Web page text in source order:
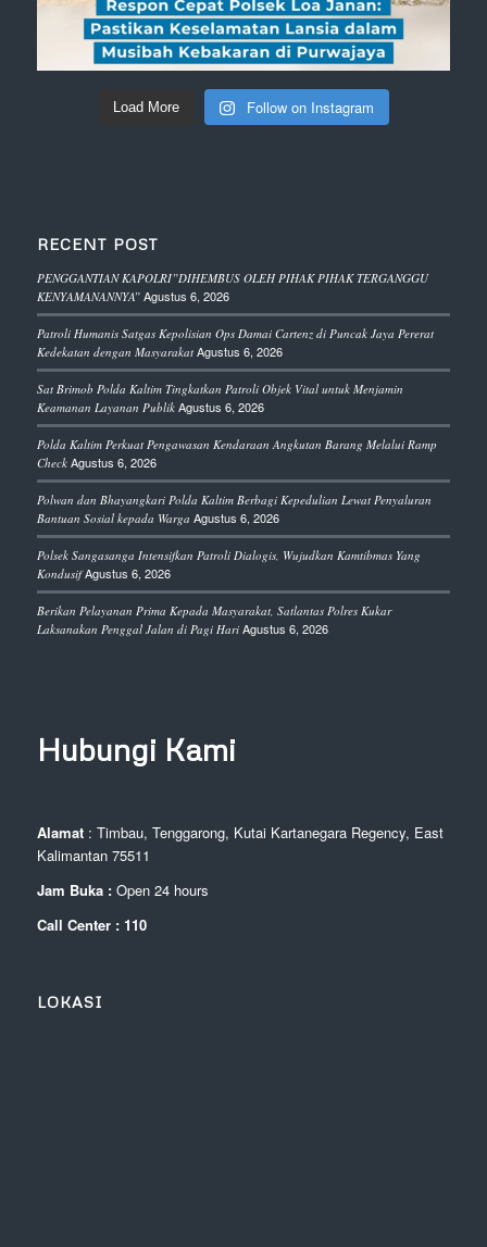
Load More Follow on Instagram
RECENT POST
PENGGANTIAN KAPOLRI”DIHEMBUS OLEH PIHAK PIHAK TERGANGGU
KENYAMANANNYA” Agustus 6, 2026
Patroli Humanis Satgas Kepolisian Ops Damai Cartenz di Puncak Jaya Pererat
Kedekatan dengan Masyarakat Agustus 6, 2026
Sat Brimob Polda Kaltim Tingkatkan Patroli Objek Vital untuk Menjamin
Keamanan Layanan Publik Agustus 6, 2026
Polda Kaltim Perkuat Pengawasan Kendaraan Angkutan Barang Melalui Ramp
Check Agustus 6, 2026
Polwan dan Bhayangkari Polda Kaltim Berbagi Kepedulian Lewat Penyaluran
Bantuan Sosial kepada Warga Agustus 6, 2026
Polsek Sangasanga Intensifkan Patroli Dialogis, Wujudkan Kamtibmas Yang
Kondusif Agustus 6, 2026
Berikan Pelayanan Prima Kepada Masyarakat, Satlantas Polres Kukar
Laksanakan Penggal Jalan di Pagi Hari Agustus 6, 2026
Hubungi Kami
Alamat: Timbau, Tenggarong, Kutai Kartanegara Regency, East
Kalimantan 75511
Jam Buka : Open 24 hours
Call Center : 110
LOKASI